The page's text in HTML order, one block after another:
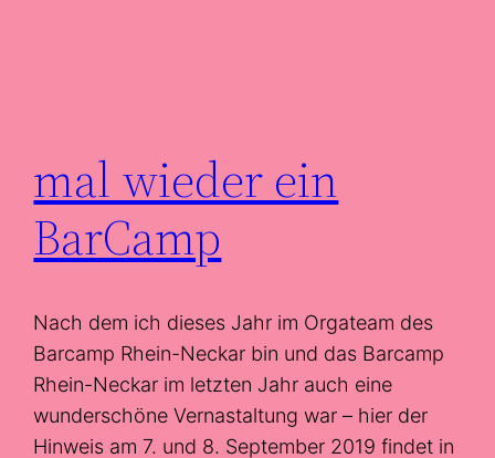
mal wieder ein
BarCamp
Nach dem ich dieses Jahr im Orgateam des
Barcamp Rhein-Neckar bin und das Barcamp
Rhein-Neckar im letzten Jahr auch eine
wunderschöne Vernastaltung war – hier der
Hinweis am 7. und 8. September 2019 findet in